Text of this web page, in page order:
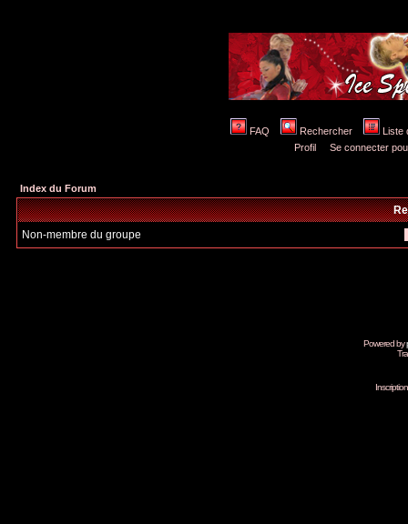
FAQ Rechercher
Liste
Profil
Se connecter
Index du Forum
Non-membre du groupe
Powered by